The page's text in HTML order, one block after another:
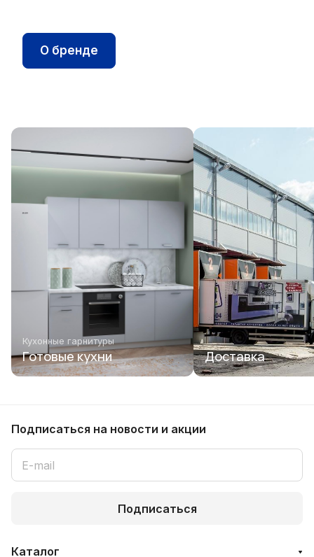
О бренде
Кухонные гарнитуры
Готовые кухни Доставка
Подписаться на новости и акции
Подписаться
Каталог